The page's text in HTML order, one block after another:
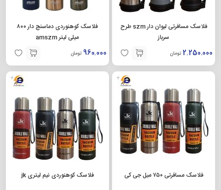
فلاسک مسافرتی لیوان دار szm طرح
سرباز
2.250.000 تومان
فلاسک کوهنوردی دماسنج دار ۸۰۰
میلی لیتر amszm
960.000 تومان
+
فلاسک مسافرتی ۷۵۰ میل جی کی
+
فلاسک کوهنوردی نیم لیتری jk